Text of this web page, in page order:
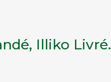
Illiko Livré.